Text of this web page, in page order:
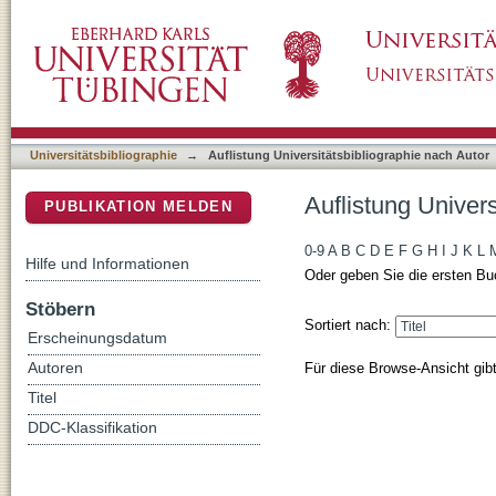
Universitätsbibliographie → Auflistung Universitätsbibliographie nach Autor
Auflistung
0-9 A B C D E F G H J K L
Oder geben Sie die ersten
Sortiert nach:
Für diese Browse-Ansicht
PUBLIKATION MELDEN
Hilfe und Informationen
Stöbern
Erscheinungsdatum
Autoren
Titel
DDC-Klassifikation